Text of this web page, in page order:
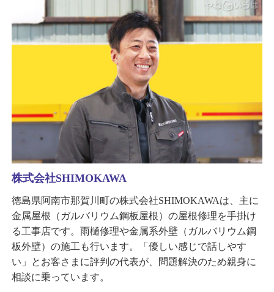
株式会社SHIMOKAWA
徳島県阿南市那賀川町の株式会社SHIMOKAWAは、主に
金属屋根（ガルバリウム鋼板屋根）の屋根修理を手掛け
る工事店です。雨樋修理や金属系外壁（ガルバリウム鋼
板外壁）の施工も行います。「優しい感じで話しやす
い」とお客さまに評判の代表が、問題解決のため親身に
相談に乗っています。